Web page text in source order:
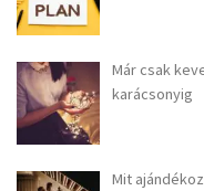
Már csak
karácsonyig
Mit